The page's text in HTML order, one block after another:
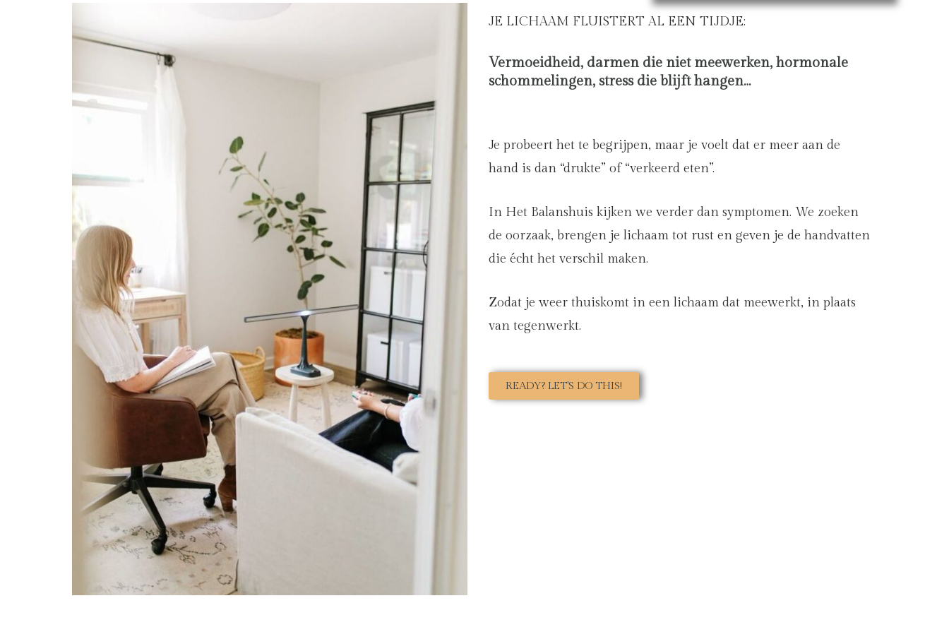
JE LICHAAM FLUISTERT AL EEN TIJDJE:
Vermoeidheid, darmen die niet meewerken, hormonale
schommelingen, stress die blijft hangen…
Je probeert het te begrijpen, maar je voelt dat er meer aan de
hand is dan “drukte” of “verkeerd eten”.
In Het Balanshuis kijken we verder dan symptomen. We zoeken
de oorzaak, brengen je lichaam tot rust en geven je de handvatten
die écht het verschil maken.
Zodat je weer thuiskomt in een lichaam dat meewerkt, in plaats
van tegenwerkt.
READY? LET'S DO THIS!